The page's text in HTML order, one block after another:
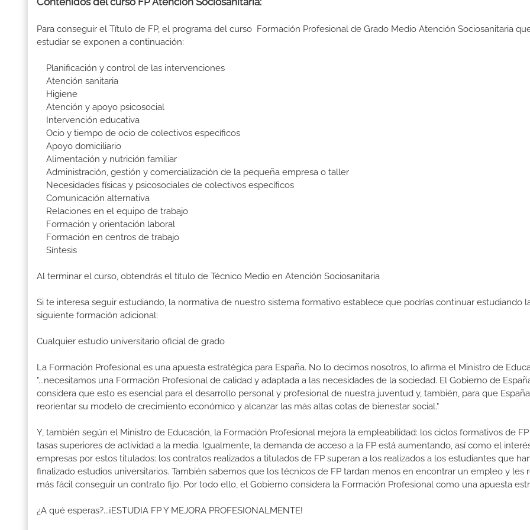
Para conseguir el Título de FP, el programa del curso Formación Profesional de Grado Medio Atención Sociosanitaria
estudiar se exponen a continuación:
Planificación y control de las intervenciones
Atención sanitaria
Higiene
Atención y apoyo psicosocial
Intervención educativa
Ocio y tiempo de ocio de colectivos específicos
Apoyo domiciliario
Alimentación y nutrición familiar
Administración, gestión y comercialización de la pequeña empresa o taller
Necesidades físicas y psicosociales de colectivos específicos
Comunicación alternativa
Relaciones en el equipo de trabajo
Formación y orientación laboral
Formación en centros de trabajo
Síntesis
Al terminar el curso, obtendrás el título de Técnico Medio en Atención Sociosanitaria
Si te interesa seguir estudiando, la normativa de nuestro sistema formativo establece que podrías continuar estudiando
siguiente formación adicional:
Cualquier estudio universitario oficial de grado
La Formación Profesional es una apuesta estratégica para España. No lo decimos nosotros, lo afirma el Ministro de
"...necesitamos una Formación Profesional de calidad y adaptada a las necesidades de la sociedad. El Gobierno de
considera que esto es esencial para el desarrollo personal y profesional de nuestra juventud y, también, para que
reorientar su modelo de crecimiento económico y alcanzar las más altas cotas de bienestar social."
Y, también según el Ministro de Educación, la Formación Profesional mejora la empleabilidad: los ciclos formativos de
tasas superiores de actividad a la media. Igualmente, la demanda de acceso a la FP está aumentando, así como el
empresas por estos titulados: los contratos realizados a titulados de FP superan a los realizados a los estudiantes que
finalizado estudios universitarios. También sabemos que los técnicos de FP tardan menos en encontrar un empleo y les
más fácil conseguir un contrato fijo. Por todo ello, el Gobierno considera la Formación Profesional como una apuesta
¿A qué esperas?...¡ESTUDIA FP Y MEJORA PROFESIONALMENTE!